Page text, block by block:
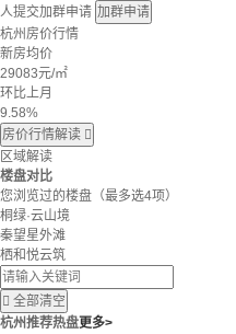
人提交加群申请 加群申请
杭州房价行情
新房均价
29083元/㎡
环比上月
9.58%
房价行情解读 
区域解读
楼盘对比
您浏览过的楼盘 （最多选4项）
桐绿·云山境
秦望星外滩
栖和悦云筑
 全部清空
杭州推荐热盘更多>